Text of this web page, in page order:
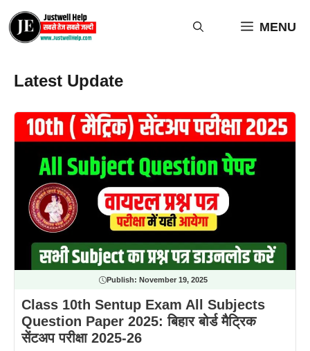
content
MENU
Latest Update
Publish: November 19, 2025
Class 10th Sentup Exam All Subjects
Question Paper 2025: बिहार बोर्ड मैट्रिक
सेंटअप परीक्षा 2025-26